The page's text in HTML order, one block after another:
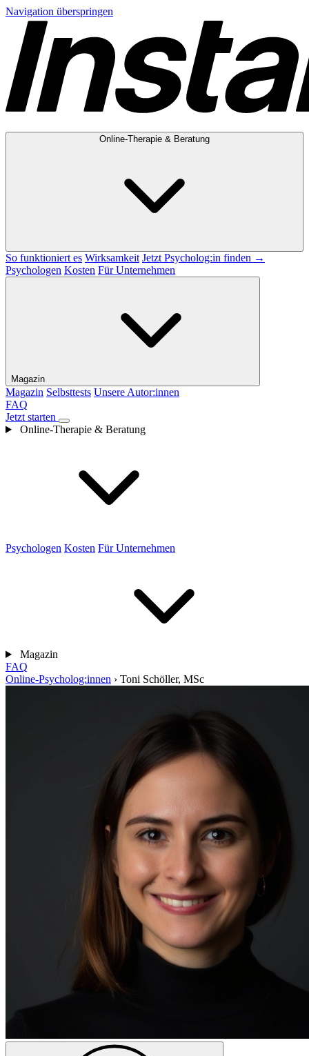
Navigation überspringen
Online-Therapie & Beratung
So funktioniert es Wirksamkeit Jetzt Psycholog:in finden →
Psychologen Kosten Für Unternehmen
Magazin
Magazin Selbsttests Unsere Autor:innen
FAQ
Jetzt starten
Online-Therapie & Beratung
Psychologen Kosten Für Unternehmen
Magazin
FAQ
Online-Psycholog:innen › Toni Schöller, MSc